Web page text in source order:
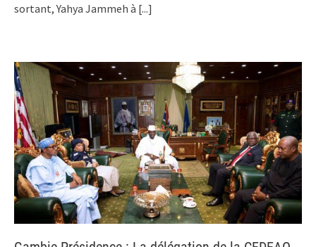
sortant, Yahya Jammeh à [...]